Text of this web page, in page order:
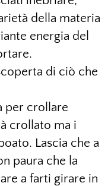
della materia
energia del
di ciò che
per crollare
crollato ma i
Lascia che a
paura che la
a farti girare in